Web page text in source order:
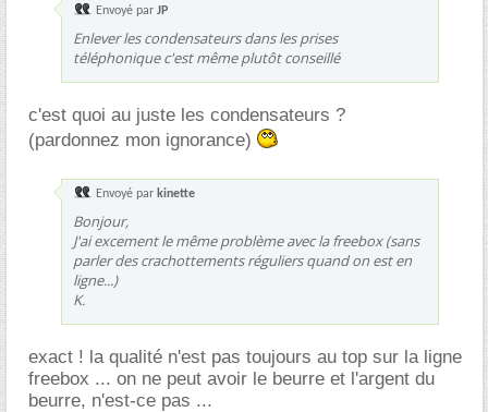
Envoyé par JP
Enlever les condensateurs dans les prises
téléphonique c'est même plutôt conseillé
c'est quoi au juste les condensateurs ?
(pardonnez mon ignorance)
Envoyé par kinette
Bonjour,
J'ai excement le même problème avec la freebox (sans
parler des crachottements réguliers quand on est en
ligne...)
K.
exact ! la qualité n'est pas toujours au top sur la ligne
freebox ... on ne peut avoir le beurre et l'argent du
beurre, n'est-ce pas ...